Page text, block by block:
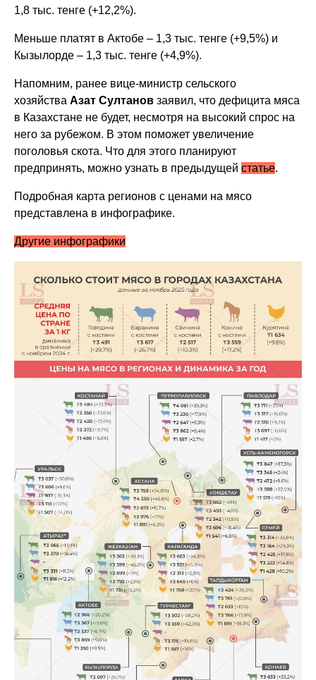
1,8 тыс. тенге (+12,2%).
Меньше платят в Актобе – 1,3 тыс. тенге (+9,5%) и
Кызылорде – 1,3 тыс. тенге (+4,9%).
Напомним, ранее вице-министр сельского
хозяйстваАзат Султанов заявил, что дефицита мяса
в Казахстане не будет, несмотря на высокий спрос на
него за рубежом. В этом поможет увеличение
поголовья скота. Что для этого планируют
предпринять, можно узнать в предыдущейстатье.
Подробная карта регионов с ценами на мясо
представлена в инфографике.
Другие инфографики